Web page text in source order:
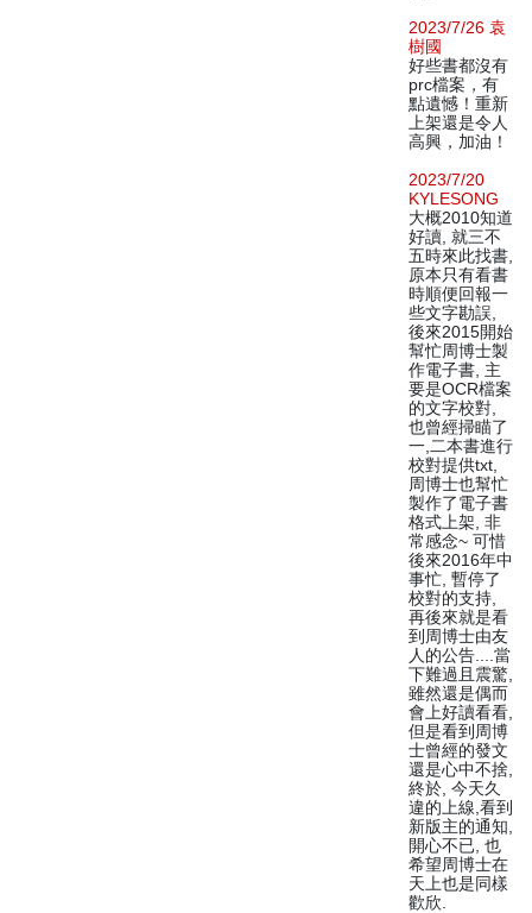
2023/7/26 袁
樹國
好些書都沒有
prc檔案，有
點遺憾！重新
上架還是令人
高興，加油！
2023/7/20
KYLESONG
大概2010知道
好讀, 就三不
五時來此找書,
原本只有看書
時順便回報一
些文字勘誤,
後來2015開始
幫忙周博士製
作電子書, 主
要是OCR檔案
的文字校對,
也曾經掃瞄了
一,二本書進行
校對提供txt,
周博士也幫忙
製作了電子書
格式上架, 非
常感念~ 可惜
後來2016年中
事忙, 暫停了
校對的支持,
再後來就是看
到周博士由友
人的公告....當
下難過且震驚,
雖然還是偶而
會上好讀看看,
但是看到周博
士曾經的發文
還是心中不捨,
終於, 今天久
違的上線,看到
新版主的通知,
開心不已, 也
希望周博士在
天上也是同樣
歡欣.